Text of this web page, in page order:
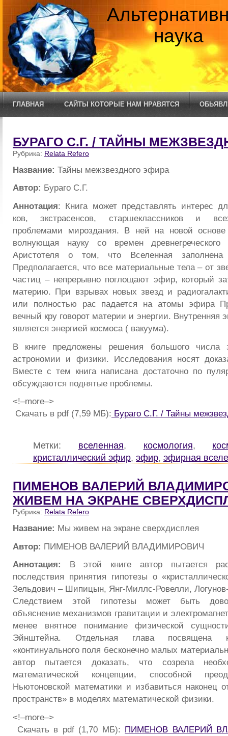
наука
ГЛАВНАЯ САЙТЫ КОТОРЫЕ НАМ НРАВЯТСЯ
БУРАГО С.Г. / ТАЙНЫ
Рубрика: Relata Refero
Название: Тайны межзвездного эфира
Автор: Бураго С.Г.
Аннотация: Книга может представлять интерес
ков, экстрасенсов, старшеклассников и
проблемами мироздания. В ней на новой основе
волнующая науку со времен
Аристотеля о том, что Вселенная
Предполагается, что все материальные тела – от
частиц – непрерывно поглощают эфир, который
материю. При взрывах новых звезд и
или полностью рас падается на атомы эфира
вечный кру говорот материи и энергии. Внутренняя
является энергией космоса ( вакуума).
В книге предложены решения большого числа
астрономии и физики. Исследования носят
Вместе с тем книга написана достаточно по
обсуждаются поднятые проблемы.
<!–more–>
Скачать в pdf (7,59 МБ): Бураго С.Г. / Тайны
Метки: вселенная, космология,
кристаллический эфир, эфир, эфирная
ПИМЕНОВ ВАЛЕРИЙ
ЖИВЕМ НА ЭКРАНЕ
Рубрика: Relata Refero
Название: Мы живем на экране сверхдисплея
Автор: ПИМЕНОВ ВАЛЕРИЙ ВЛАДИМИРОВИЧ
Аннотация: В этой книге автор пытается
последствия принятия гипотезы о
Зельдович – Шипицын, Янг-Миллс-Ровелли,
Следствием этой гипотезы может быть
объяснение механизмов гравитации и
менее внятное понимание физической
Эйнштейна. Отдельная глава посвящена
«континуального поля бесконечно малых
автор пытается доказать, что созрела
математической концепции, способной
Ньютоновской математики и избавиться наконец
пространств» в моделях математической физики.
<!–more–>
Скачать в pdf (1,70 МБ): ПИМЕНОВ ВАЛЕРИЙ